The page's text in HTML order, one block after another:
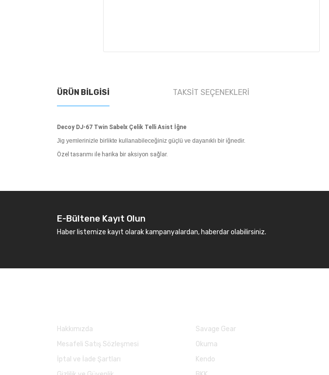
ÜRÜN BILGISI TAKSIT SEÇENEKLERI
Decoy DJ-67 Twin Sabelx Çelik Telli Asist İğne
Jig yemlerinizle birlikte kullanabileceğiniz güçlü ve dayanıklı bir iğnedir.
Özel tasarımı ile harika bir aksiyon sağlar.
E-Bültene Kayıt Olun
Haber listemize kayıt olarak kampanyalardan, haberdar olabilirsiniz.
Hakkımızda
Mesafeli Satış Sözleşmesi
İptal ve İade Şartları
Savage Gear
Okuma
Kendo